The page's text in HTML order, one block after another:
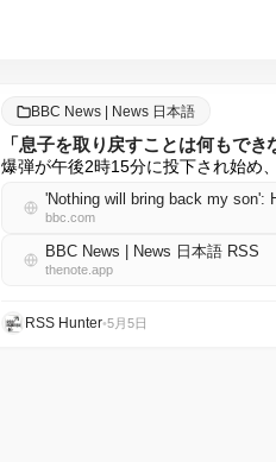
BBC News | News 日本語
「息子を取り戻すことは何もで
爆弾が午後2時15分に投下され始め
'Nothing will bring back my son':
bbc.com
BBC News | News 日本語 RSS
thenote.app
RSS Hunter•5月5日